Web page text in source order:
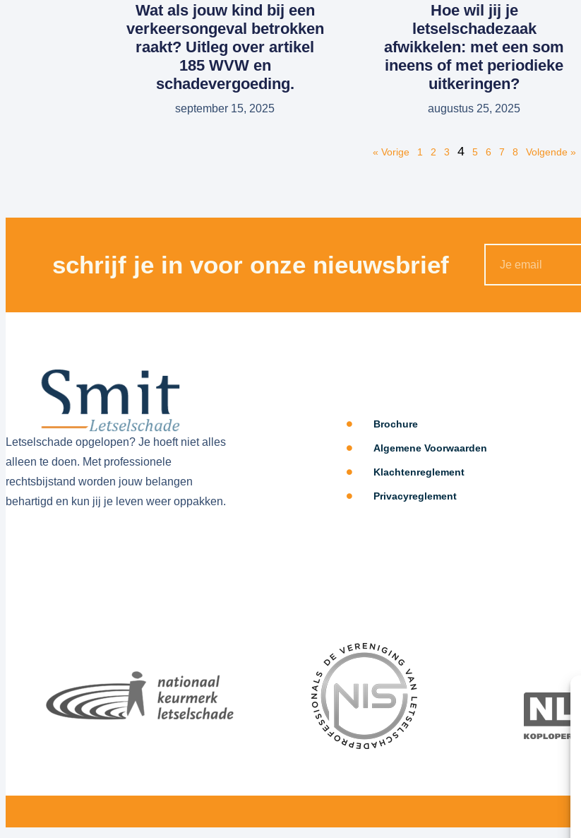
Wat als jouw kind bij een
verkeersongeval betrokken
raakt? Uitleg over artikel
185 WVW en
schadevergoeding.
september 15, 2025
Hoe wil jij je
letselschadezaak
afwikkelen: met een som
ineens of met periodieke
uitkeringen?
augustus 25, 2025
« Vorige 1 2 3 4 5 6 7 8 Volgende »
schrijf je in voor onze nieuwsbrief
Letselschade opgelopen? Je hoeft niet alles
alleen te doen. Met professionele
rechtsbijstand worden jouw belangen
behartigd en kun jij je leven weer oppakken.
Brochure
Algemene Voorwaarden
Klachtenreglement
Privacyreglement